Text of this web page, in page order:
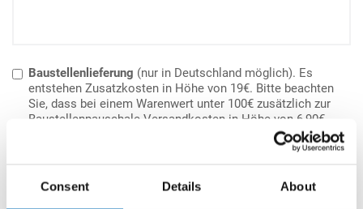
Consent Details About
Baustellenlieferung (nur in Deutschland möglich). Es
entstehen Zusatzkosten in Höhe von 19€. Bitte beachten
Sie, dass bei einem Warenwert unter 100€ zusätzlich zur
Baustellenpauschale Versandkosten in Höhe von 6,90€